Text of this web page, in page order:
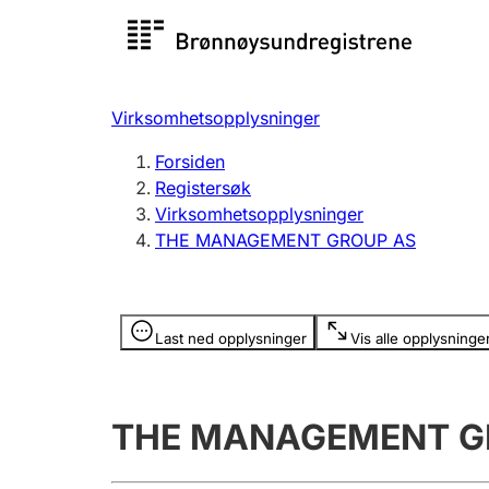
Registersøk
Registrere, endre, slette
Virksomhetsopplysninger
Forsiden
Registersøk
Virksomhetsopplysninger
THE MANAGEMENT GROUP AS
Last ned opplysninger Vis alle
Opplysninger er skjult
THE MANAGEMENT